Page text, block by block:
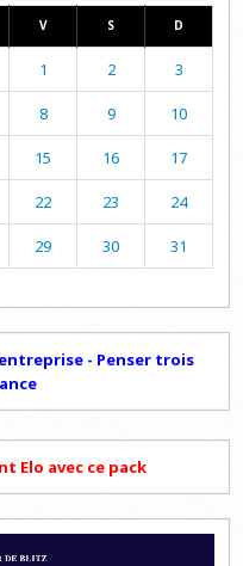
V S D
1 2 3
8 9 10
15 16 17
22 23 24
29 30
31
- Penser trois
Elo avec ce pack